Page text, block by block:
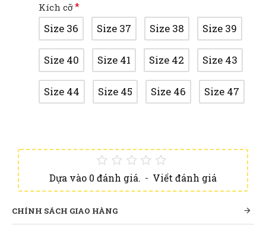
Dựa vào 0 đánh giá. - Viết đánh giá
Kích cỡ
Size 36 Size 37 Size 38 Size 39
Size 40 Size 41 Size 42 Size 43
Size 44 Size 45 Size 46 Size 47
CHÍNH SÁCH GIAO HÀNG